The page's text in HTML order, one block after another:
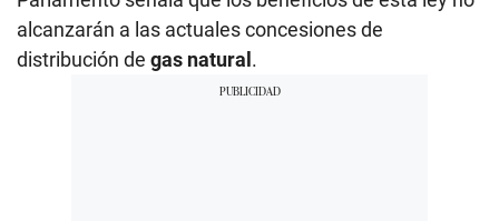
alcanzarán a las actuales concesiones de
distribución de gas natural.